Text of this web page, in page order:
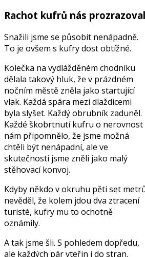
Rachot kufrů nás prozrazoval
Snažili jsme se působit nenápadně.
To je ovšem s kufry dost obtížné.
Kolečka na vydlážděném chodníku
dělala takový hluk, že v prázdném
nočním městě zněla jako startující
vlak. Každá spára mezi dlaždicemi
byla slyšet. Každý obrubník zaduněl.
Každé škobrtnutí kufru o nerovnost
nám připomnělo, že jsme možná
chtěli být nenápadní, ale ve
skutečnosti jsme zněli jako malý
stěhovací konvoj.
Kdyby někdo v okruhu pěti set
nevěděl, že kolem jdou dva ztracení
turisté, kufry mu to ochotně
oznámily.
A tak jsme šli. S pohledem dopředu,
ale každých pár vteřin i do stran.